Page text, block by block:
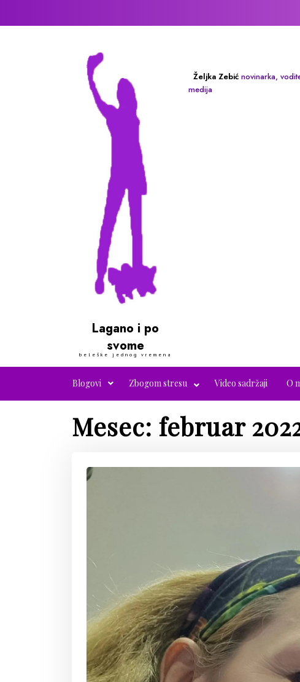
Lagano i po
svome
beleške jednog vremena
Željka Zebić novinarka,
medija
Blogovi Zbogom stresu Video sadržaji O
Mesec: februar